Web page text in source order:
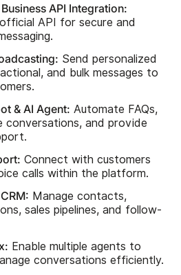
API Integration:
API for secure and
Send personalized
and bulk messages to
& AI Agent: Automate FAQs,
conversations, and provide
Connect with customers
calls within the platform.
Manage contacts,
sales pipelines, and follow-
Enable multiple agents to
conversations efficiently.